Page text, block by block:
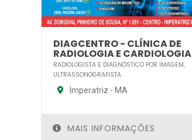
DIAGCENTRO - CLÍNICA DE
RADIOLOGIA E CARDIOLOGIA
RADIOLOGISTA E DIAGNÓSTICO POR IMAGEM,
ULTRASSONOGRAFISTA
Imperatriz - MA
MAIS INFORMAÇÕES